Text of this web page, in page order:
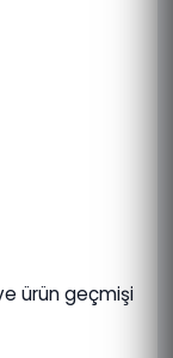
ürün geçmişi